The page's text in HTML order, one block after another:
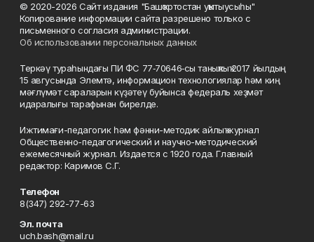
© 2020-2026 Сайт издания "Башҡортостан уҡытыусыһы"
Копирование информации сайта разрешено только с
письменного согласия администрации.
Об использовании персональных данных
Теркәү тураһындағы ПИ ФС 77‑70646‑сы таныҡлыҡ 2017 йылдың
15 авгусында Элемтә, информацион технологиялар һәм киң
мәғлүмәт сараларын күҙәтеү буйынса федераль хеҙмәт
идаралығы тарафынан бирелде.
Ижтимағи-педагогик һәм фәнни-методик айлыҡ журнал
Общественно-педагогический и научно-методический
ежемесячный журнал. Издается с 1920 года. Главный
редактор: Каримов С.Г.
Телефон
8(347) 292-77-63
Эл. почта
uch.bash@mail.ru